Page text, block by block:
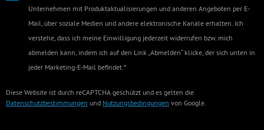
Unternehmen mit Produktaktualisierungen und anderen Angeboten per E-
Mail, über soziale Medien und andere elektronische Kanäle erhalten. Ich
verstehe, dass ich meine Einwilligung jederzeit widerrufen bzw. mich
abmelden kann, indem ich auf den Link „Abmelden“ klicke, der sich unten in
jeder Marketing-E-Mail befindet.*
Diese Website ist durch reCAPTCHA geschützt und es gelten die
Datenschutzbestimmungen und Nutzungsbedingungen von Google.